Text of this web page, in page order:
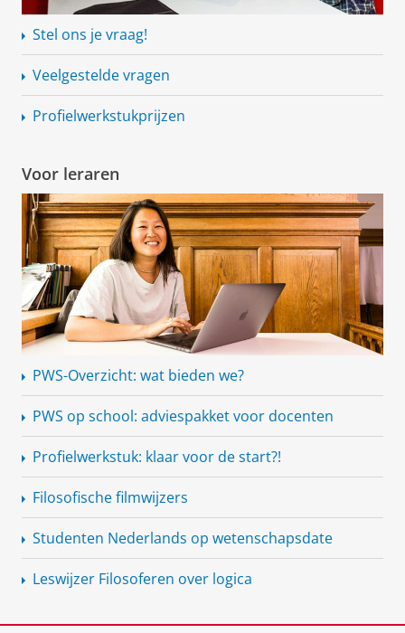
Stel ons je vraag!
Veelgestelde vragen
Profielwerkstukprijzen
Voor leraren
PWS-Overzicht: wat bieden we?
PWS op school: adviespakket voor docenten
Profielwerkstuk: klaar voor de start?!
Filosofische filmwijzers
Studenten Nederlands op wetenschapsdate
Leswijzer Filosoferen over logica